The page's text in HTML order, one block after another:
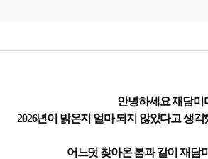
안녕하세요 재담미
2026년이 밝은지 얼마 되지 않았다고 생
어느덧 찾아온 봄과 같이 재담